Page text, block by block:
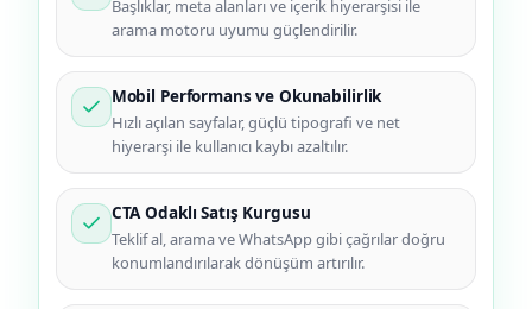
Başlıklar, meta alanları ve içerik hiyerarşisi ile
arama motoru uyumu güçlendirilir.
Mobil Performans ve Okunabilirlik
Hızlı açılan sayfalar, güçlü tipografi ve net
hiyerarşi ile kullanıcı kaybı azaltılır.
CTA Odaklı Satış Kurgusu
Teklif al, arama ve WhatsApp gibi çağrılar doğru
konumlandırılarak dönüşüm artırılır.